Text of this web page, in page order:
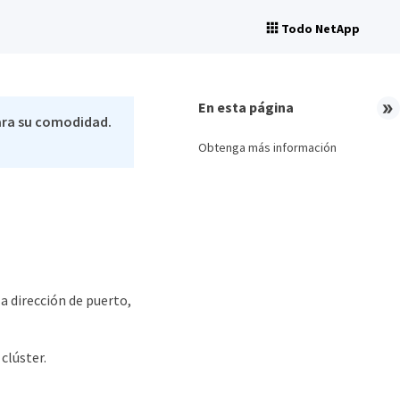
Todo NetApp
su comodidad.
dirección de puerto,
En esta página
Obtenga más información